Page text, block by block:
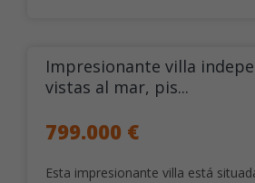
Impresionante villa
vistas al mar, pis...
799.000 €
Esta impresionante villa está